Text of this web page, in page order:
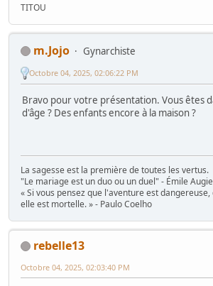
TITOU
m.Jojo
Gynarchiste
Octobre 04, 2025, 02:06:22 PM
Bravo pour votre présentation. Vous êtes
d'âge ? Des enfants encore à la maison ?
La sagesse est la première de toutes les vertus.
"Le mariage est un duo ou un duel" - Émile
« Si vous pensez que l'aventure est
elle est mortelle. » - Paulo Coelho
rebelle13
Octobre 04, 2025, 02:03:40 PM